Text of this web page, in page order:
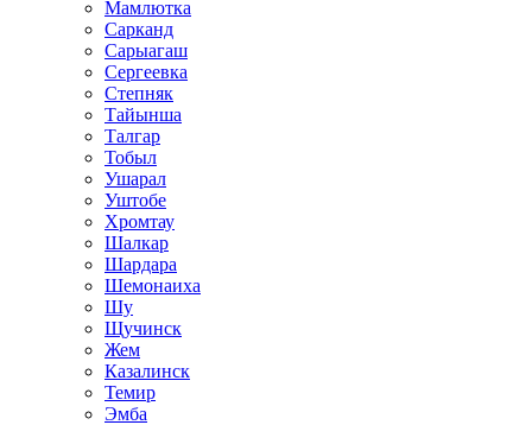
Мамлютка
Сарканд
Сарыагаш
Сергеевка
Степняк
Тайынша
Талгар
Тобыл
Ушарал
Уштобе
Хромтау
Шалкар
Шардара
Шемонаиха
Шу
Щучинск
Жем
Казалинск
Темир
Эмба